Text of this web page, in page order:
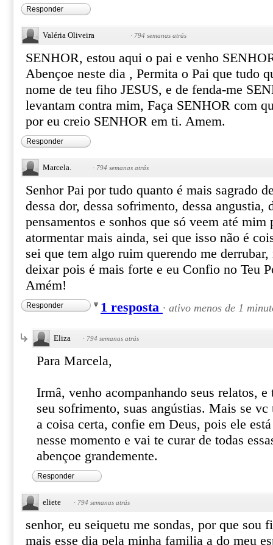
Responder
Valéria Oliveira · 794 semanas atrás
SENHOR, estou aqui o pai e venho
Abençoe neste dia , Permita o Pai que tudo
nome de teu fiho JESUS, e de fenda-me
levantam contra mim, Faça SENHOR com
por eu creio SENHOR em ti. Amem.
Responder
Marcela. · 794 semanas atrás
Senhor Pai por tudo quanto é mais sagrado
dessa dor, dessa sofrimento, dessa angustia,
pensamentos e sonhos que só veem até mim
atormentar mais ainda, sei que isso não é
sei que tem algo ruim querendo me
deixar pois é mais forte e eu Confio no Teu
Amém!
Responder 1 resposta · ativo menos de 1
Eliza · 794 semanas atrás
Para Marcela,
Irmâ, venho acompanhando seus relatos,
seu sofrimento, suas angústias. Mais se
a coisa certa, confie em Deus, pois ele
nesse momento e vai te curar de todas
abençoe grandemente.
Responder
eliete · 794 semanas atrás
senhor, eu seiquetu me sondas, por que sou
mais esse dia pela minha familia a do meu